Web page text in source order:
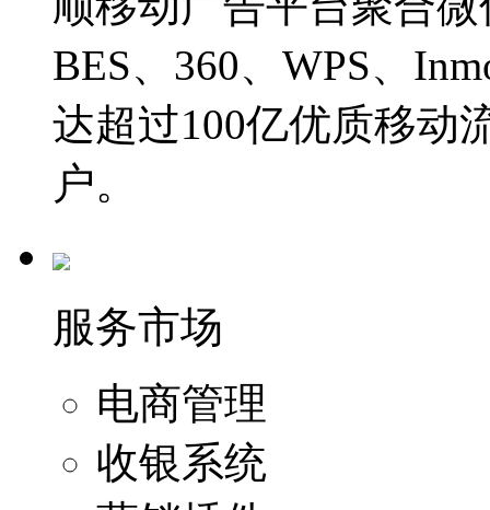
BES、360、WPS、
达超过100亿优质移动
户。
服务市场
电商管理
收银系统